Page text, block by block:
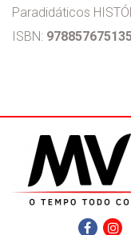
Paradidáticos
ISBN: